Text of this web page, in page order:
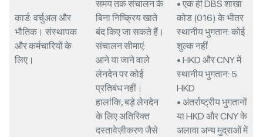
कार्ड: वर्चुअल और
भौतिक। संस्थापक
और कर्मचारियों के
लिए।
समय तक संचालन के
बिना निष्क्रिय खाते
बंद किए जा सकते हैं।
संचालन सीमाएं:
आने या जाने वाले
लेनदेन पर कोई
प्रतिबंध नहीं।
हालांकि, बड़े लेनदेन
के लिए अतिरिक्त
दस्तावेज़ीकरण जैसे
• एक ही DBS शाखा
कोड (016) के भीतर
स्थानीय भुगतान: कोई
शुल्क नहीं
• HKD और CNY में
स्थानीय भुगतान: 5
HKD
• अंतर्राष्ट्रीय भुगतानों
या HKD और CNY के
अलावा अन्य मुद्राओं में